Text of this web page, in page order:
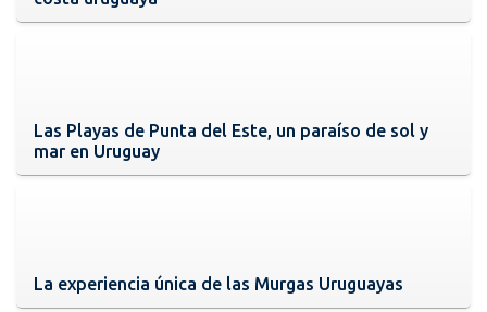
Las Playas de Punta del Este, un paraíso de sol y
mar en Uruguay
La experiencia única de las Murgas Uruguayas